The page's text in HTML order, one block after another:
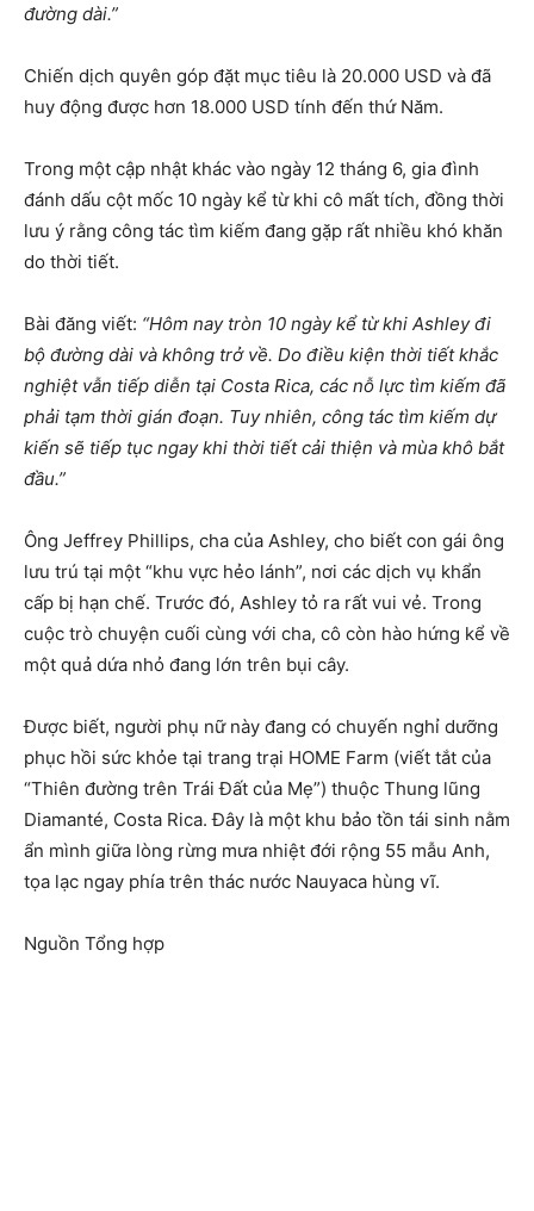
đường dài.”
Chiến dịch quyên góp đặt mục tiêu là 20.000 USD và đã
huy động được hơn 18.000 USD tính đến thứ Năm.
Trong một cập nhật khác vào ngày 12 tháng 6, gia đình
đánh dấu cột mốc 10 ngày kể từ khi cô mất tích, đồng thời
lưu ý rằng công tác tìm kiếm đang gặp rất nhiều khó khăn
do thời tiết.
Bài đăng viết: “Hôm nay tròn 10 ngày kể từ khi Ashley đi
bộ đường dài và không trở về. Do điều kiện thời tiết khắc
nghiệt vẫn tiếp diễn tại Costa Rica, các nỗ lực tìm kiếm đã
phải tạm thời gián đoạn. Tuy nhiên, công tác tìm kiếm dự
kiến sẽ tiếp tục ngay khi thời tiết cải thiện và mùa khô bắt
đầu.”
Ông Jeffrey Phillips, cha của Ashley, cho biết con gái ông
lưu trú tại một “khu vực hẻo lánh”, nơi các dịch vụ khẩn
cấp bị hạn chế. Trước đó, Ashley tỏ ra rất vui vẻ. Trong
cuộc trò chuyện cuối cùng với cha, cô còn hào hứng kể về
một quả dứa nhỏ đang lớn trên bụi cây.
Được biết, người phụ nữ này đang có chuyến nghỉ dưỡng
phục hồi sức khỏe tại trang trại HOME Farm (viết tắt của
“Thiên đường trên Trái Đất của Mẹ”) thuộc Thung lũng
Diamanté, Costa Rica. Đây là một khu bảo tồn tái sinh nằm
ẩn mình giữa lòng rừng mưa nhiệt đới rộng 55 mẫu Anh,
tọa lạc ngay phía trên thác nước Nauyaca hùng vĩ.
Nguồn Tổng hợp